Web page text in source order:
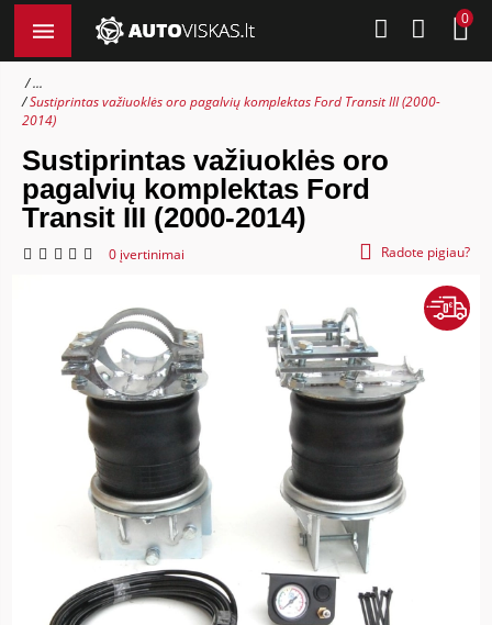
0
...
Sustiprintas važiuoklės oro pagalvių komplektas Ford Transit III (2000-
2014)
Sustiprintas važiuoklės oro
pagalvių komplektas Ford
Transit III (2000-2014)
0 įvertinimai Radote pigiau?